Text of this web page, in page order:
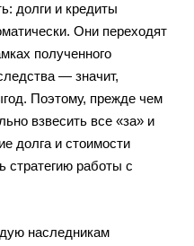
долги и кредиты
Они переходят
полученного
— значит,
Поэтому, прежде чем
взвесить все «за» и
долга и стоимости
стратегию работы с
наследникам